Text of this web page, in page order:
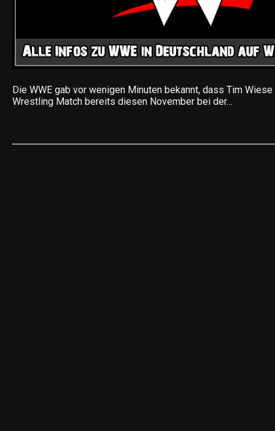
Die WWE gab vor wenigen Minuten bekannt, dass Tim
Wrestling Match bereits diesen November bei der…